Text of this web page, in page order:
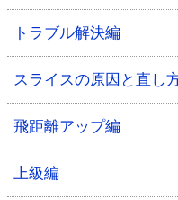
トラブル解決編
スライスの原因と直し
飛距離アップ編
上級編